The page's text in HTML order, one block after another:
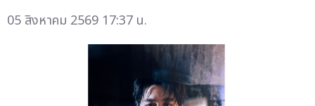
05 สิงหาคม 2569 17:37 น.